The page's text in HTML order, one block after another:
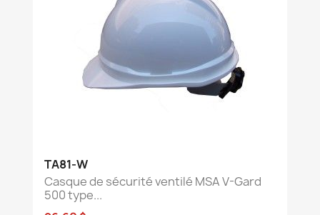
TA81-W
Casque de sécurité ventilé MSA V-Gard
500 type...